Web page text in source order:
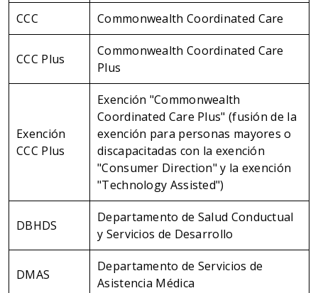
CCC Commonwealth Coordinated Care
CCC Plus
Commonwealth Coordinated Care
Plus
Exención
CCC Plus
Exención "Commonwealth
Coordinated Care Plus" (fusión de la
exención para personas mayores o
discapacitadas con la exención
"Consumer Direction" y la exención
"Technology Assisted")
DBHDS
Departamento de Salud Conductual
y Servicios de Desarrollo
DMAS
Departamento de Servicios de
Asistencia Médica